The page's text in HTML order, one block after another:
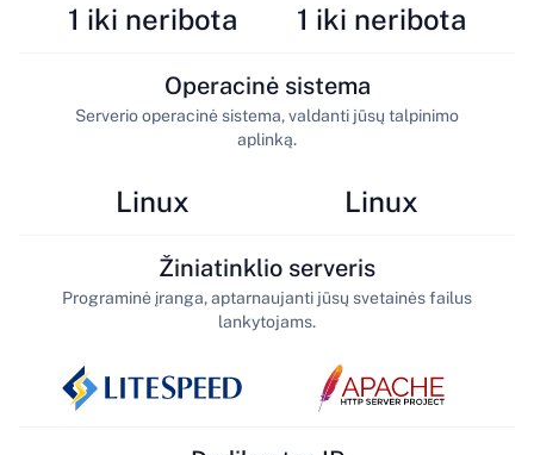
1 iki neribota 1 iki neribota
Linux
Operacinė sistema
Serverio operacinė sistema, valdanti jūsų talpinimo
aplinką.
Linux
Žiniatinklio serveris
Programinė įranga, aptarnaujanti jūsų svetainės failus
lankytojams.